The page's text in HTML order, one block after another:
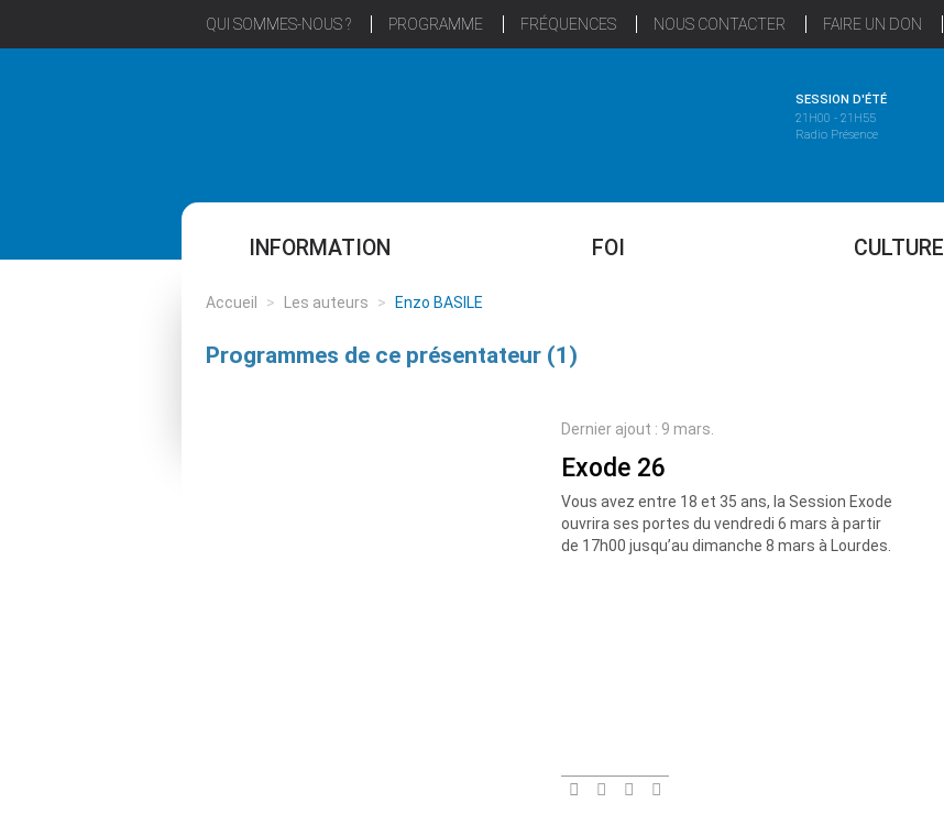
QUI SOMMES-NOUS ? PROGRAMME FRÉQUENCES NOUS CONTACTER FAIRE UN DON
SESSION D'ÉTÉ
21H00 - 21H55
Radio Présence
INFORMATION FOI CULTURE
Accueil > Les auteurs > Enzo BASILE
Programmes de ce présentateur (1)
Dernier ajout : 9 mars.
Exode 26
Vous avez entre 18 et 35 ans, la Session Exode
ouvrira ses portes du vendredi 6 mars à partir
de 17h00 jusqu’au dimanche 8 mars à Lourdes.